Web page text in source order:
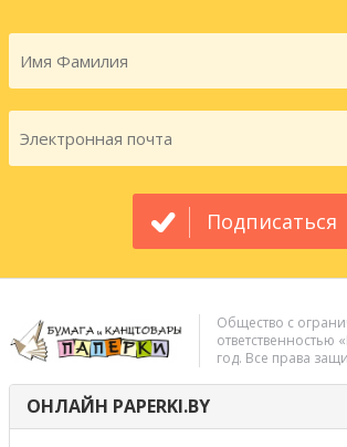
Подписаться
Общество с
ответственностью
год. Все права
ОНЛАЙН PAPERKI.BY